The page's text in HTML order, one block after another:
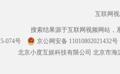
互联网
搜索结果源于互联网视频网站，
074号
京公网安备 11010802021432号
北京小度互娱科技有限公司 北京市海